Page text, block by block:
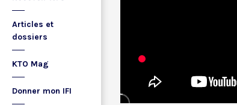
Articles et
dossiers
KTO Mag
Donner mon IFI